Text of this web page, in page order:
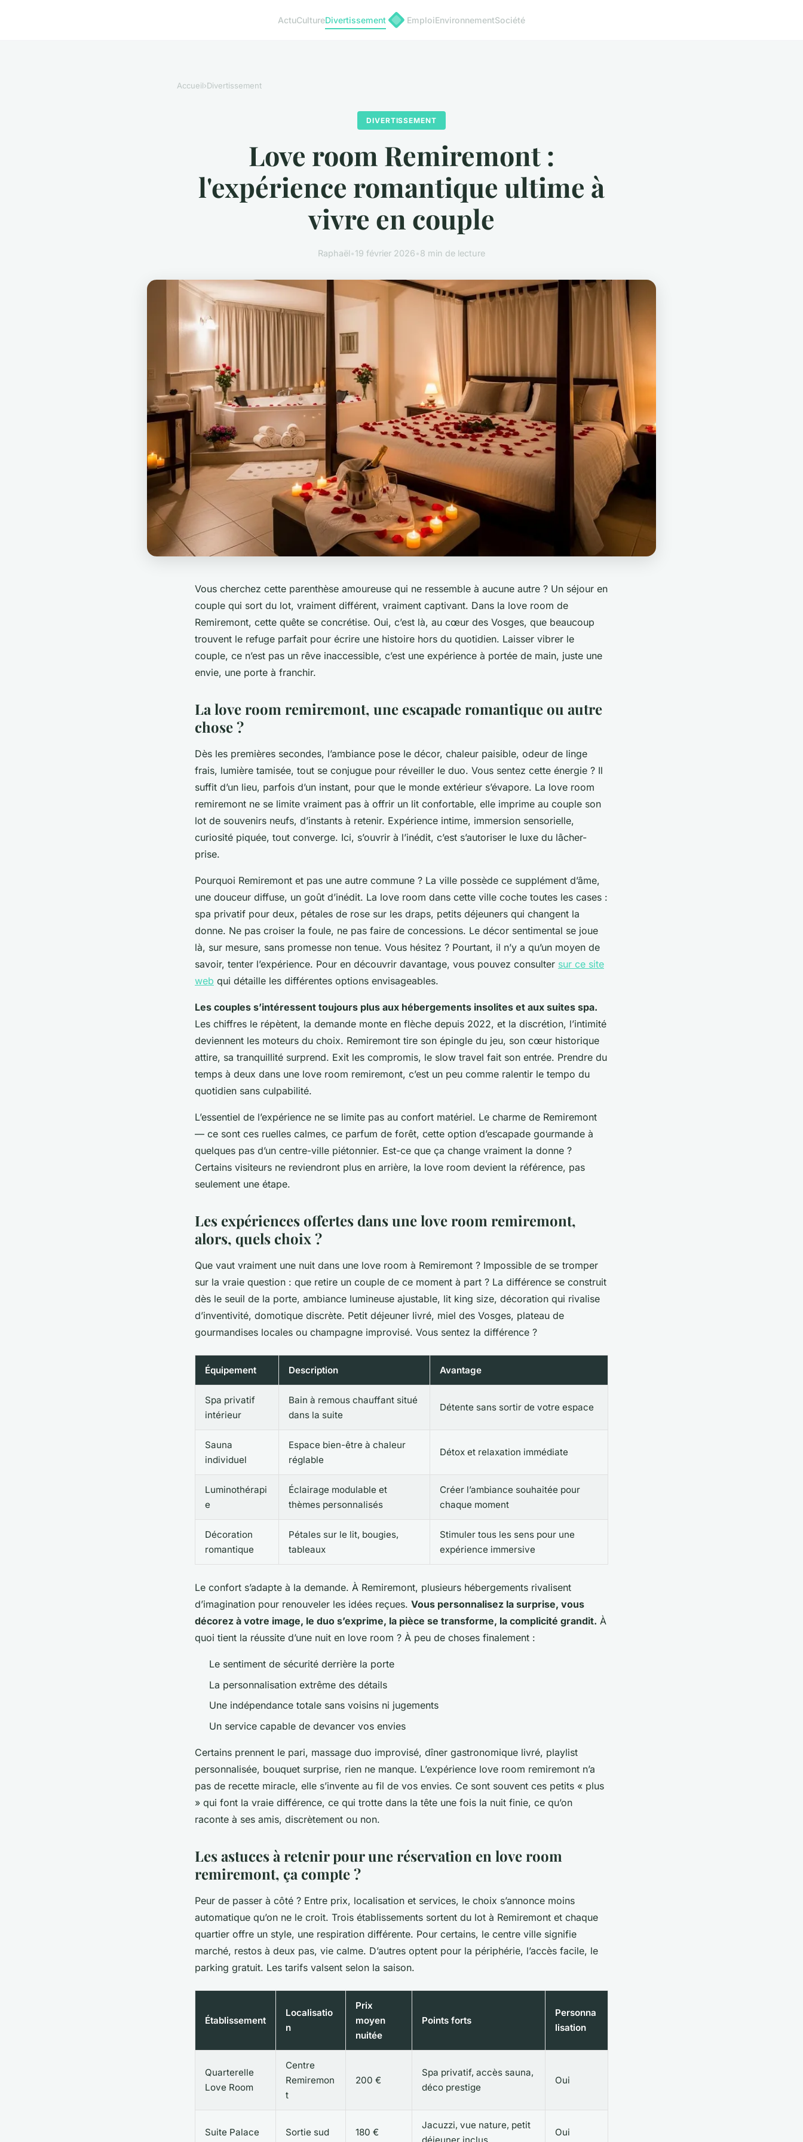
ActuCultureDivertissement EmploiEnvironnementSociété
Accueil›Divertissement
DIVERTISSEMENT
Love room Remiremont :
l'expérience romantique ultime à
vivre en couple
Raphaël•19 février 2026•8 min de lecture
Vous cherchez cette parenthèse amoureuse qui ne ressemble à aucune autre ? Un séjour en
couple qui sort du lot, vraiment différent, vraiment captivant. Dans la love room de
Remiremont, cette quête se concrétise. Oui, c’est là, au cœur des Vosges, que beaucoup
trouvent le refuge parfait pour écrire une histoire hors du quotidien. Laisser vibrer le
couple, ce n’est pas un rêve inaccessible, c’est une expérience à portée de main, juste une
envie, une porte à franchir.
La love room remiremont, une escapade romantique ou autre
chose ?
Dès les premières secondes, l’ambiance pose le décor, chaleur paisible, odeur de linge
frais, lumière tamisée, tout se conjugue pour réveiller le duo. Vous sentez cette énergie ? Il
suffit d’un lieu, parfois d’un instant, pour que le monde extérieur s’évapore. La love room
remiremont ne se limite vraiment pas à offrir un lit confortable, elle imprime au couple son
lot de souvenirs neufs, d’instants à retenir. Expérience intime, immersion sensorielle,
curiosité piquée, tout converge. Ici, s’ouvrir à l’inédit, c’est s’autoriser le luxe du lâcher-
prise.
Pourquoi Remiremont et pas une autre commune ? La ville possède ce supplément d’âme,
une douceur diffuse, un goût d’inédit. La love room dans cette ville coche toutes les cases :
spa privatif pour deux, pétales de rose sur les draps, petits déjeuners qui changent la
donne. Ne pas croiser la foule, ne pas faire de concessions. Le décor sentimental se joue
là, sur mesure, sans promesse non tenue. Vous hésitez ? Pourtant, il n’y a qu’un moyen de
savoir, tenter l’expérience. Pour en découvrir davantage, vous pouvez consulter sur ce site
web qui détaille les différentes options envisageables.
Les couples s’intéressent toujours plus aux hébergements insolites et aux suites spa.
Les chiffres le répètent, la demande monte en flèche depuis 2022, et la discrétion, l’intimité
deviennent les moteurs du choix. Remiremont tire son épingle du jeu, son cœur historique
attire, sa tranquillité surprend. Exit les compromis, le slow travel fait son entrée. Prendre du
temps à deux dans une love room remiremont, c’est un peu comme ralentir le tempo du
quotidien sans culpabilité.
L’essentiel de l’expérience ne se limite pas au confort matériel. Le charme de Remiremont
— ce sont ces ruelles calmes, ce parfum de forêt, cette option d’escapade gourmande à
quelques pas d’un centre-ville piétonnier. Est-ce que ça change vraiment la donne ?
Certains visiteurs ne reviendront plus en arrière, la love room devient la référence, pas
seulement une étape.
Les expériences offertes dans une love room remiremont,
alors, quels choix ?
Que vaut vraiment une nuit dans une love room à Remiremont ? Impossible de se tromper
sur la vraie question : que retire un couple de ce moment à part ? La différence se construit
dès le seuil de la porte, ambiance lumineuse ajustable, lit king size, décoration qui rivalise
d’inventivité, domotique discrète. Petit déjeuner livré, miel des Vosges, plateau de
gourmandises locales ou champagne improvisé. Vous sentez la différence ?
Équipement Description Avantage
Spa privatif
intérieur
Bain à remous chauffant situé
dans la suite
Détente sans sortir de votre espace
Sauna
individuel
Espace bien-être à chaleur
réglable
Détox et relaxation immédiate
Luminothérapi
e
Éclairage modulable et
thèmes personnalisés
Créer l’ambiance souhaitée pour
chaque moment
Décoration
romantique
Pétales sur le lit, bougies,
tableaux
Stimuler tous les sens pour une
expérience immersive
Le confort s’adapte à la demande. À Remiremont, plusieurs hébergements rivalisent
d’imagination pour renouveler les idées reçues. Vous personnalisez la surprise, vous
décorez à votre image, le duo s’exprime, la pièce se transforme, la complicité grandit. À
quoi tient la réussite d’une nuit en love room ? À peu de choses finalement :
Le sentiment de sécurité derrière la porte
La personnalisation extrême des détails
Une indépendance totale sans voisins ni jugements
Un service capable de devancer vos envies
Certains prennent le pari, massage duo improvisé, dîner gastronomique livré, playlist
personnalisée, bouquet surprise, rien ne manque. L’expérience love room remiremont n’a
pas de recette miracle, elle s’invente au fil de vos envies. Ce sont souvent ces petits « plus
» qui font la vraie différence, ce qui trotte dans la tête une fois la nuit finie, ce qu’on
raconte à ses amis, discrètement ou non.
Les astuces à retenir pour une réservation en love room
remiremont, ça compte ?
Peur de passer à côté ? Entre prix, localisation et services, le choix s’annonce moins
automatique qu’on ne le croit. Trois établissements sortent du lot à Remiremont et chaque
quartier offre un style, une respiration différente. Pour certains, le centre ville signifie
marché, restos à deux pas, vie calme. D’autres optent pour la périphérie, l’accès facile, le
parking gratuit. Les tarifs valsent selon la saison.
Établissement
Localisatio
n
Prix
moyen
nuitée
Points forts
Personna
lisation
Quarterelle
Love Room
Centre
Remiremon
t
200 €
Spa privatif, accès sauna,
déco prestige
Oui
Suite Palace Sortie sud 180 €
Jacuzzi, vue nature, petit
déjeuner inclus
Oui